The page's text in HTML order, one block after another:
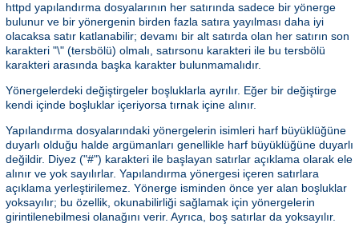
httpd yapılandırma dosyalarının her satırında sadece bir yönerge
bulunur ve bir yönergenin birden fazla satıra yayılması daha iyi
olacaksa satır katlanabilir; devamı bir alt satırda olan her satırın son
karakteri "\" (tersbölü) olmalı, satırsonu karakteri ile bu tersbölü
karakteri arasında başka karakter bulunmamalıdır.
Yönergelerdeki değiştirgeler boşluklarla ayrılır. Eğer bir değiştirge
kendi içinde boşluklar içeriyorsa tırnak içine alınır.
Yapılandırma dosyalarındaki yönergelerin isimleri harf büyüklüğüne
duyarlı olduğu halde argümanları genellikle harf büyüklüğüne duyarlı
değildir. Diyez ("#") karakteri ile başlayan satırlar açıklama olarak ele
alınır ve yok sayılırlar. Yapılandırma yönergesi içeren satırlara
açıklama yerleştirilemez. Yönerge isminden önce yer alan boşluklar
yoksayılır; bu özellik, okunabilirliği sağlamak için yönergelerin
girintilenebilmesi olanağını verir. Ayrıca, boş satırlar da yoksayılır.